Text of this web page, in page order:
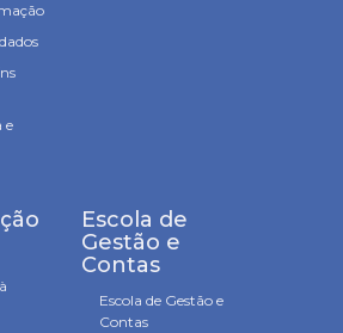
e
Escola de
Gestão e
Contas
Escola de Gestão e
Contas